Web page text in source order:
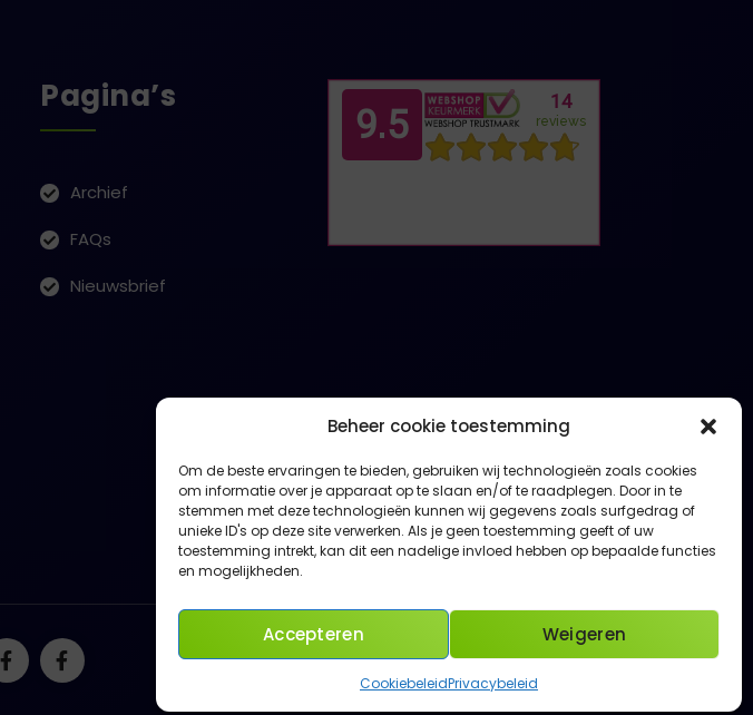
Beheer cookie toestemming
Om de beste ervaringen te bieden, gebruiken wij technologieën zoals cookies
om informatie over je apparaat op te slaan en/of te raadplegen. Door in te
stemmen met deze technologieën kunnen wij gegevens zoals surfgedrag of
unieke ID's op deze site verwerken. Als je geen toestemming geeft of uw
toestemming intrekt, kan dit een nadelige invloed hebben op bepaalde functies
en mogelijkheden.
Accepteren Weigeren
CookiebeleidPrivacybeleid
Pagina’s
Archief
FAQs
Nieuwsbrief
Copyright © 2015 - 2026 | Hedera Helix vzw |